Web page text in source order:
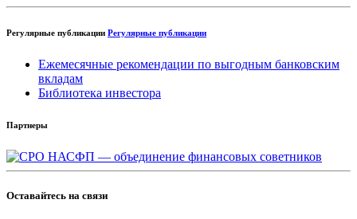
Регулярные публикации Регулярные публикации
Ежемесячные рекомендации по выгодным банковским
вкладам
Библиотека инвестора
Партнеры
Оставайтесь на связи